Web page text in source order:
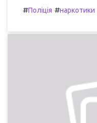
#Поліція #наркотики